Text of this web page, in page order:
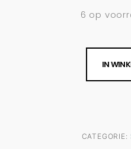
6 op
IN
CATEGORIE: